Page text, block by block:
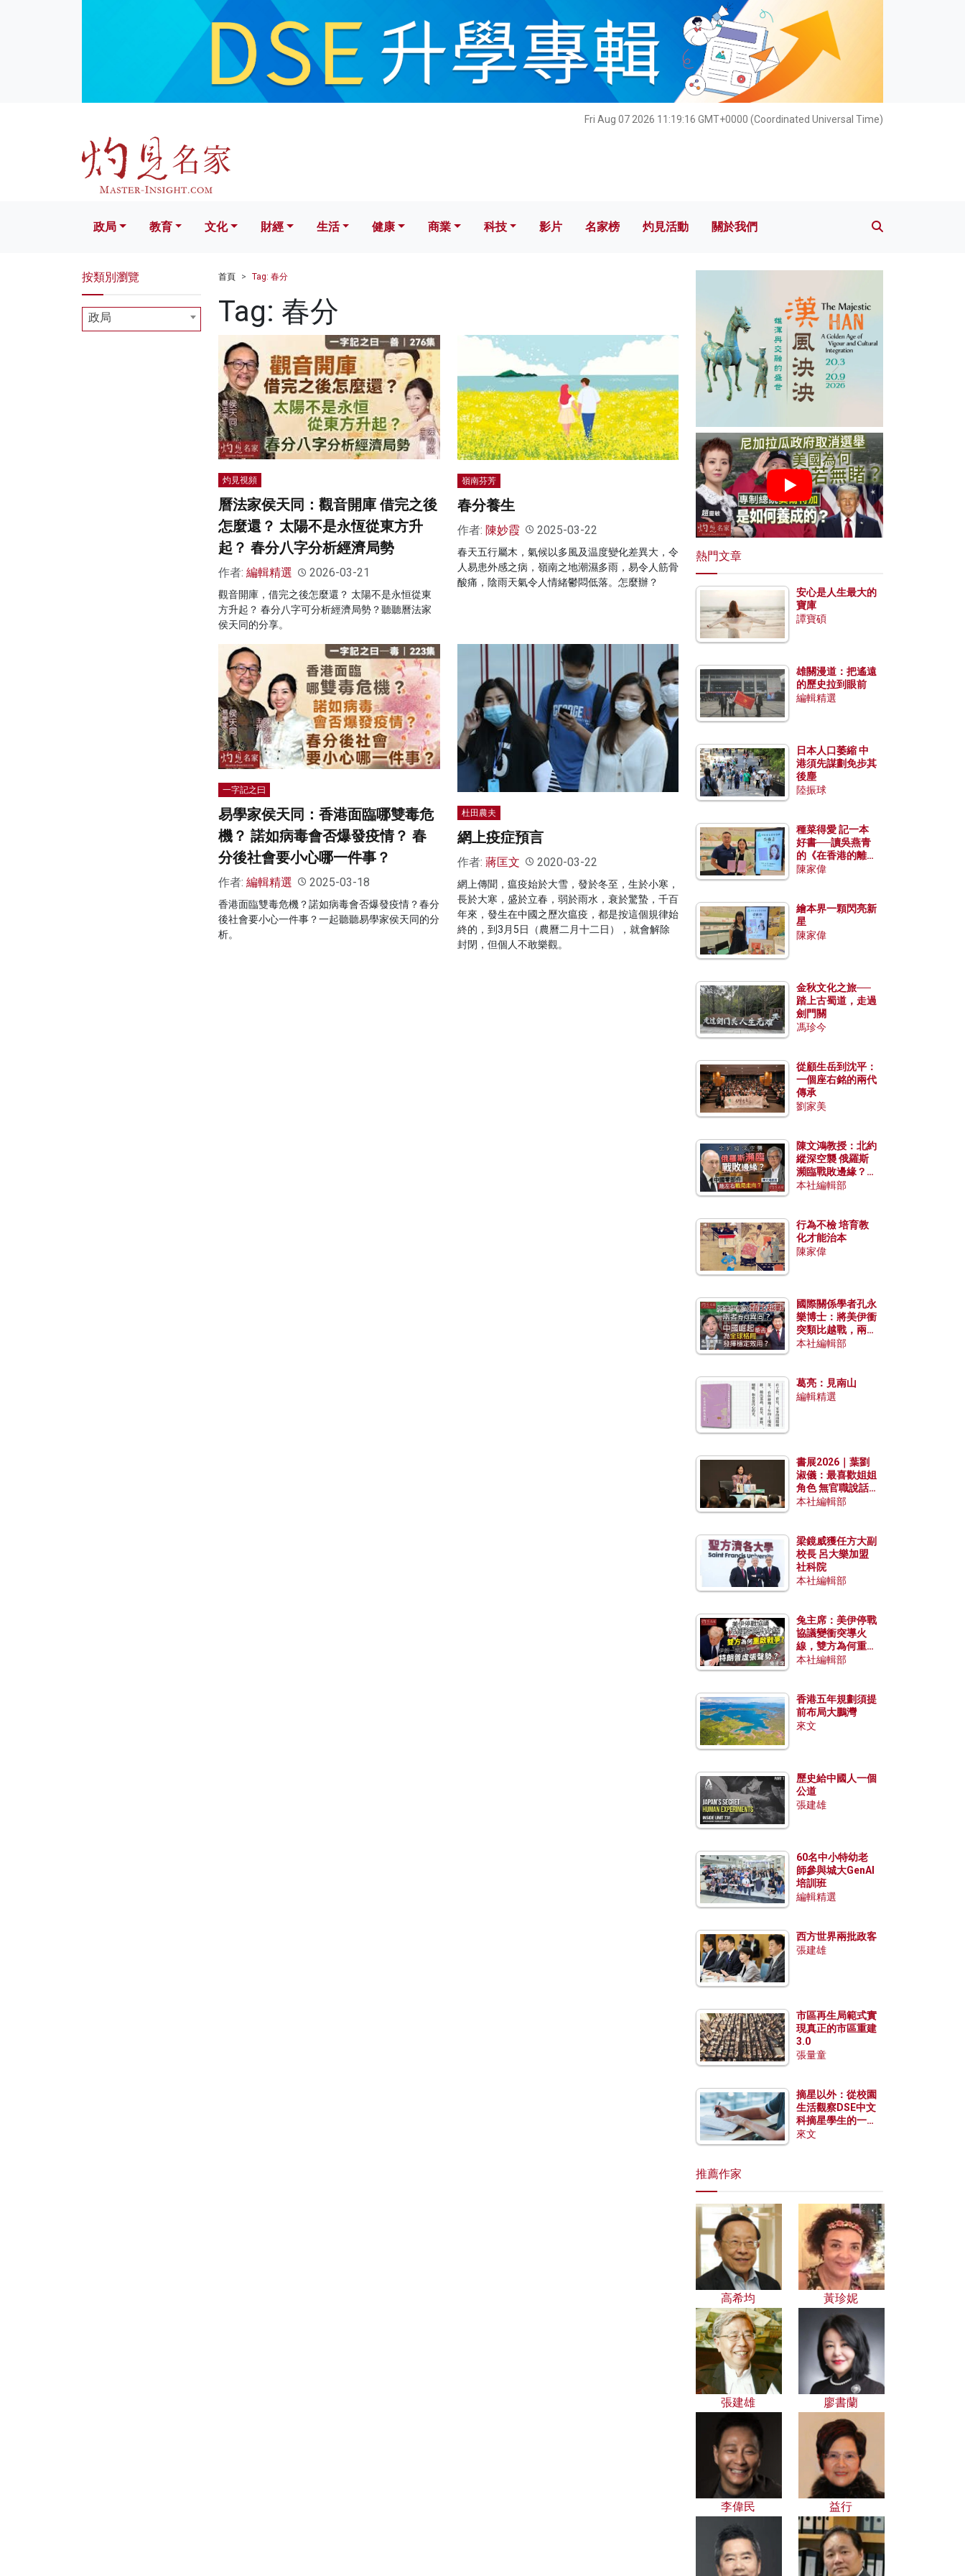
Fri Aug 07 2026 11:19:17 GMT+0000 (Coordinated Universal Time)
文化 財經 生活 健康 科技 影片 名家榜 灼見活動 關於我們
政局 教育 文化 財經 生活 健康 商業 科技 影片 名家榜 灼見活動 關於我們
首頁 Tag: 春分
Tag: 春分
灼見視頻
曆法家侯天同：觀音開庫 借完之後
怎麼還？ 太陽不是永恆從東方升
起？ 春分八字分析經濟局勢
作者: 編輯精選 2026-03-21
觀音開庫，借完之後怎麼還？ 太陽不是永恒從東
方升起？ 春分八字可分析經濟局勢？聽聽曆法家
侯天同的分享。
嶺南芬芳
春分養生
作者: 陳妙霞 2025-03-22
春天五行屬木，氣候以多風及温度變化差異大，令
人易患外感之病，嶺南之地潮濕多雨，易令人筋骨
酸痛，陰雨天氣令人情緒鬱悶低落。怎麼辦？
一字記之曰
易學家侯天同：香港面臨哪雙毒危
機？ 諾如病毒會否爆發疫情？ 春
分後社會要小心哪一件事？
作者: 編輯精選 2025-03-18
香港面臨雙毒危機？諾如病毒會否爆發疫情？春分
後社會要小心一件事？一起聽聽易學家侯天同的分
析。
杜田農夫
網上疫症預言
作者: 蔣匡文 2020-03-22
網上傳聞，瘟疫始於大雪，發於冬至，生於小寒，
長於大寒，盛於立春，弱於雨水，衰於驚蟄，千百
年來，發生在中國之歷次瘟疫，都是按這個規律始
終的，到3月5日（農曆二月十二日），就會解除
封閉，但個人不敢樂觀。
按類別瀏覽
政局
熱門文章
安心是人生最大的
寶庫
譚寶碩
雄關漫道：把遙遠
的歷史拉到眼前
編輯精選
日本人口萎縮 中
港須先謀劃免步其
後塵
陸振球
種菜得愛 記一本
好書──讀吳燕青
的《在香港的離島
種菜》
陳家偉
繪本界一顆閃亮新
星
陳家偉
金秋文化之旅──
踏上古蜀道，走過
劍門關
馮珍今
從顧生岳到沈平：
一個座右銘的兩代
傳承
劉家美
陳文鴻教授：北約
縱深空襲 俄羅斯
瀕臨戰敗邊緣？中
國零部件能左右戰
本社編輯部
行為不檢 培育教
化才能治本
陳家偉
國際關係學者孔永
樂博士：將美伊衝
突類比越戰，兩者
有何異同？中國崛
本社編輯部
葛亮：見南山
編輯精選
書展2026｜葉劉
淑儀：最喜歡姐姐
角色 無官職說話
包袱少
本社編輯部
梁鏡威獲任方大副
校長 呂大樂加盟
社科院
本社編輯部
兔主席：美伊停戰
協議變衝突導火
線，雙方為何重啟
戰爭？伊朗一早洞
本社編輯部
香港五年規劃須提
前布局大鵬灣
來文
歷史給中國人一個
公道
張建雄
60名中小特幼老
師參與城大GenAI
培訓班
編輯精選
西方世界兩批政客
張建雄
市區再生局範式實
現真正的市區重建
3.0
張量童
摘星以外：從校園
生活觀察DSE中文
科摘星學生的一點
特質
來文
推薦作家
高希均 黃珍妮
張建雄 廖書蘭
李偉民 益行